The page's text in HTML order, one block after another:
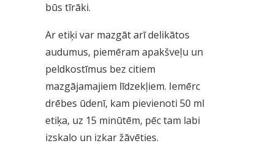
būs tīrāki.
Ar etiķi var mazgāt arī delikātos
audumus, piemēram apakšveļu un
peldkostīmus bez citiem
mazgājamajiem līdzekļiem. Iemērc
drēbes ūdenī, kam pievienoti 50 ml
etiķa, uz 15 minūtēm, pēc tam labi
izskalo un izkar žāvēties.